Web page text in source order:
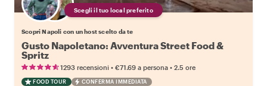
Scegli il tuo local preferito
Scopri Napoli con un host scelto da te
Gusto Napoletano: Avventura Street Food &
Spritz
1293 recensioni • €71.69 a persona • 2.5 ore
FOOD TOUR CONFERMA IMMEDIATA